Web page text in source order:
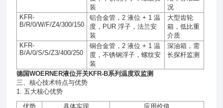
装
况
KFR-
B/R/0/W/F/Z4/300/150
铝合金管，2液位 + 1温
度， PUR浮子，法兰安
装
大型齿轮
箱，低比重
介质
KFR-
B/A/0/S/S/Z3/400/250
铜合金管，2液位 + 1温
度，不锈钢浮子，螺纹安
装
深油箱，需
长探杆监测
德国WOERNER液位开关KFR-B系列温度双监测
三、核心技术特点与优势
1. 五大核心优势
优势
具体实现
应用价值